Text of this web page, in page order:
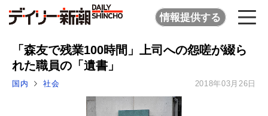
情報提供する
「森友で残業100時間」上司への怨嗟が綴ら
れた職員の「遺書」
国内 社会 2018年03月26日